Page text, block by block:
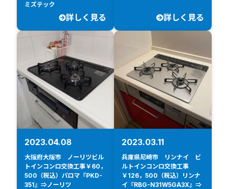
ミズテック
詳しく見る 詳しく見る
2023.04.08
大阪府大阪市 ノーリツビル
トインコンロ交換工事￥60，
500（税込）パロマ『PKD-
351』⇒ノーリツ
2023.03.11
兵庫県尼崎市 リンナイ ビ
ルトインコンロ交換工事
￥126，500（税込）リンナ
イ『RBG-N31W5GA3X』⇒